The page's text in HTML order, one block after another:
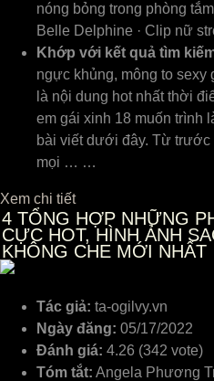
nóng bỏng trong phòng
Belle Delphine · Clip nữ
Khớp với kết quả tìm
ngực khủng, mông to sexy
là nội dung hot nhất thời
em gái xinh 18 muốn trình
bài viết dưới đây. Từ
mọi … …
Xem chi tiết
4 TỔNG HỢP NHỮNG
CỰC HOT, HÌNH ẢNH
KHÔNG CHE MỚI NHẤT
Tác giả: ta-ogilvy.vn
Ngày đăng: 05/17/2022
Đánh giá: 4.26 (342 vote)
Tóm tắt: Angela Phương